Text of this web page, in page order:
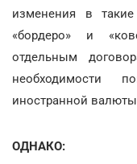
изменения в
«бордеро» и
отдельным
необходимости
иностранной
ОДНАКО: